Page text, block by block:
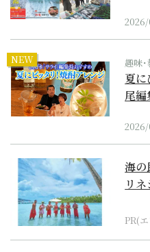
NEW 趣味･
夏
尾
海の
リ
PR(